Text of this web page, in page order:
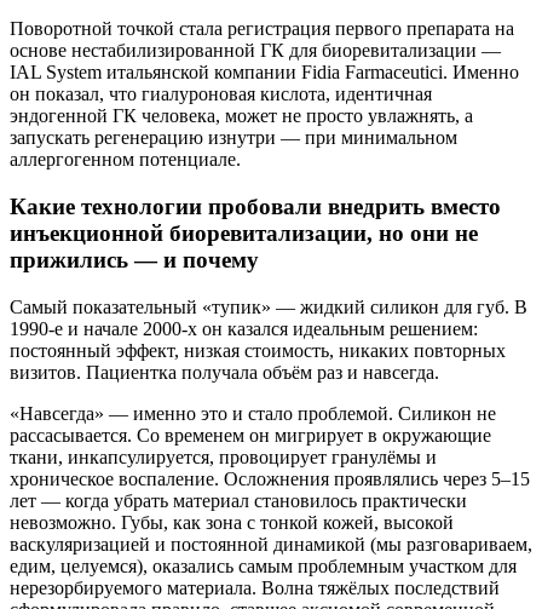
Поворотной точкой стала регистрация первого препарата на
основе нестабилизированной ГК для биоревитализации —
IAL System итальянской компании Fidia Farmaceutici. Именно
он показал, что гиалуроновая кислота, идентичная
эндогенной ГК человека, может не просто увлажнять, а
запускать регенерацию изнутри — при минимальном
аллергогенном потенциале.
Какие технологии пробовали внедрить вместо
инъекционной биоревитализации, но они не
прижились — и почему
Самый показательный «тупик» — жидкий силикон для губ. В
1990-е и начале 2000-х он казался идеальным решением:
постоянный эффект, низкая стоимость, никаких повторных
визитов. Пациентка получала объём раз и навсегда.
«Навсегда» — именно это и стало проблемой. Силикон не
рассасывается. Со временем он мигрирует в окружающие
ткани, инкапсулируется, провоцирует гранулёмы и
хроническое воспаление. Осложнения проявлялись через 5–15
лет — когда убрать материал становилось практически
невозможно. Губы, как зона с тонкой кожей, высокой
васкуляризацией и постоянной динамикой (мы разговариваем,
едим, целуемся), оказались самым проблемным участком для
нерезорбируемого материала. Волна тяжёлых последствий